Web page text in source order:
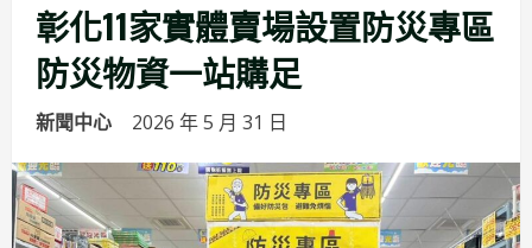
彰化11家實體賣場設置防災專區
防災物資一站購足
新聞中心 2026 年 5 月 31 日